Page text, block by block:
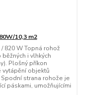
10,3 m2
820 W Topná rohož
i vlhkých
Plošný příkon
vytápění objektů
strana rohože je
páskami, umožňujícími